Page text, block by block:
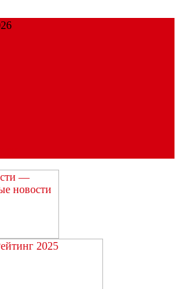
дня в Тульской области на сайте